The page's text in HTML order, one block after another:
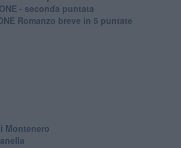
- seconda puntata
Romanzo breve in 5 puntate
Montenero